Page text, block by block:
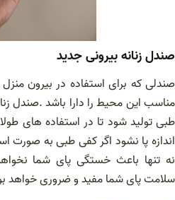
صندل زنانه بیرونی جدید
صندلی که برای استفاده در بیرون
مناسب این محیط را دارا باشد .صندل
طبی تولید شود تا در استفاده های
اندازه پا نشود اگر کفی طبی به صورت
نه تنها باعث خستگی پای شما
سلامت پای شما مفید و ضروری خواهد